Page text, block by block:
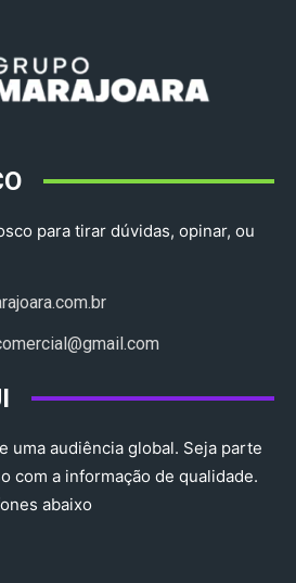
para tirar dúvidas, opinar, ou
uma audiência global. Seja parte
com a informação de qualidade.
abaixo